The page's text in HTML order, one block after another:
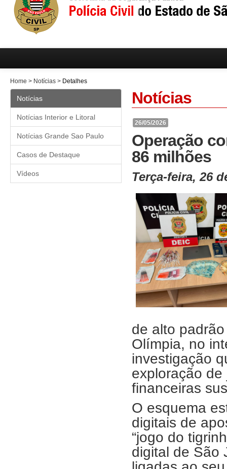
Home > Notícias > Detalhes
Notícias
Notícias Interior e Litoral
Notícias Grande Sao Paulo
Casos de Destaque
Vídeos
Notícias
26/05/2026
Operação
86 milhões
Terça-feira, 26
de alto
Olímpia, no
investigação
exploração
financeiras
O esquema
digitais de
“jogo do
digital de São